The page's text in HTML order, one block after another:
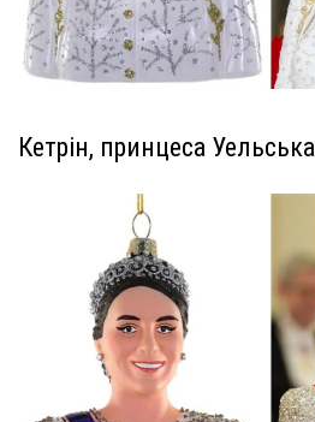
Кетрін, принцеса Уельська